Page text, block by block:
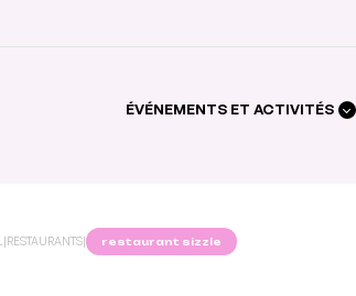
ÉVÉNEMENTS ET ACTIVITÉS
|RESTAURANTS| restaurant sizzle